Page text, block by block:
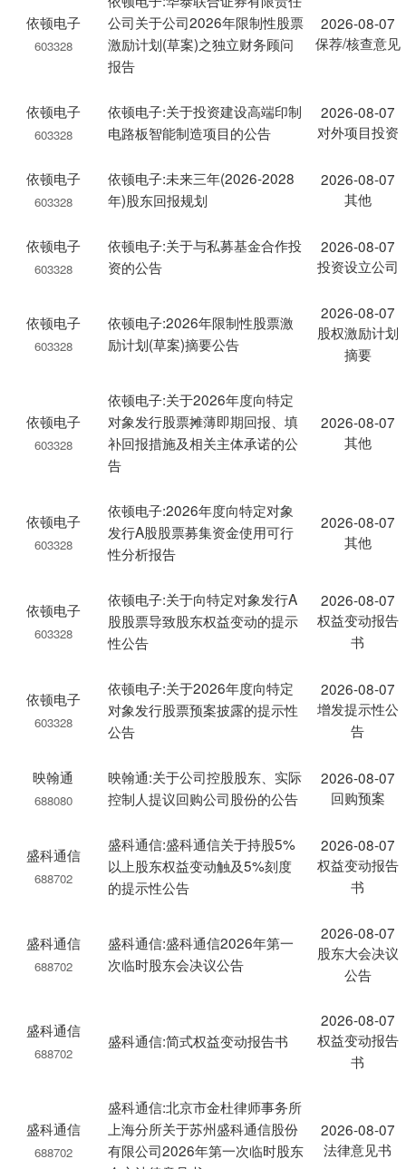
依顿电子
603328
公司关于公司2026年限制性股票
激励计划(草案)之独立财务顾问
报告
2026-08-07
保荐/核查意见
依顿电子
603328
依顿电子:关于投资建设高端印制
电路板智能制造项目的公告
2026-08-07
对外项目投资
依顿电子
603328
依顿电子:未来三年(2026-2028
年)股东回报规划
2026-08-07
其他
依顿电子
603328
依顿电子:关于与私募基金合作投
资的公告
2026-08-07
投资设立公司
依顿电子
603328
依顿电子:2026年限制性股票激
励计划(草案)摘要公告
2026-08-07
股权激励计划
摘要
依顿电子
603328
依顿电子:关于2026年度向特定
对象发行股票摊薄即期回报、填
补回报措施及相关主体承诺的公
告
2026-08-07
其他
依顿电子
603328
依顿电子:2026年度向特定对象
发行A股股票募集资金使用可行
性分析报告
2026-08-07
其他
依顿电子
603328
依顿电子:关于向特定对象发行A
股股票导致股东权益变动的提示
性公告
2026-08-07
权益变动报告
书
依顿电子
603328
依顿电子:关于2026年度向特定
对象发行股票预案披露的提示性
公告
2026-08-07
增发提示性公
告
映翰通
688080
映翰通:关于公司控股股东、实际
控制人提议回购公司股份的公告
2026-08-07
回购预案
盛科通信
688702
盛科通信:盛科通信关于持股5%
以上股东权益变动触及5%刻度
的提示性公告
2026-08-07
权益变动报告
书
盛科通信
688702
盛科通信:盛科通信2026年第一
次临时股东会决议公告
2026-08-07
股东大会决议
公告
盛科通信
688702
盛科通信:简式权益变动报告书
2026-08-07
权益变动报告
书
盛科通信
688702
盛科通信:北京市金杜律师事务所
上海分所关于苏州盛科通信股份
有限公司2026年第一次临时股东
2026-08-07
法律意见书